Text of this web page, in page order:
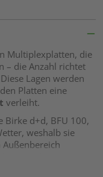
Multiplexplatten, die
– die Anzahl richtet
Lagen werden
Platten eine
verleiht.
Birke d+d, BFU 100,
weshalb sie
für